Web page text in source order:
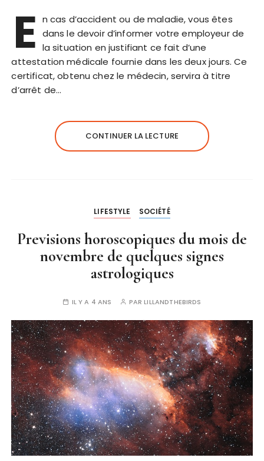
E n cas d’accident ou de maladie, vous êtes
dans le devoir d’informer votre employeur de
la situation en justifiant ce fait d’une
attestation médicale fournie dans les deux jours. Ce
certificat, obtenu chez le médecin, servira à titre
d’arrêt de…
CONTINUER LA LECTURE
LIFESTYLE SOCIÉTÉ
Previsions horoscopiques du mois de
novembre de quelques signes
astrologiques
IL Y A 4 ANS PARLILLANDTHEBIRDS